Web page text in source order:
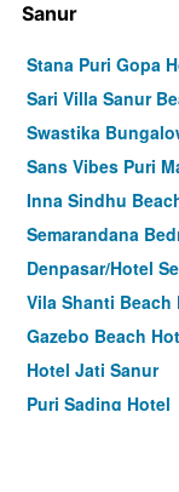
Sanur
Stana Puri Gopa
Sari Villa Sanur
Swastika
Sans Vibes Puri
Inna Sindhu
Semarandana
Denpasar/Hotel
Vila Shanti
Gazebo Beach
Hotel Jati Sanur
Puri Sading Hotel